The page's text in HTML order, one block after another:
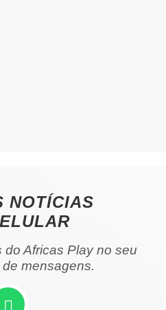
NOTÍCIAS
Africas Play no seu
mensagens.